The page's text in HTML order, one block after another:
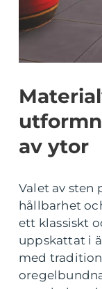
av ytor
Valet av sten
hållbarhet
ett klassiskt
uppskattat i
med